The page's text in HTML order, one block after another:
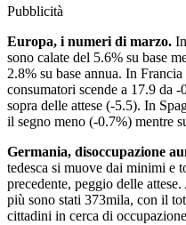
Pubblicità
Europa, i numeri di marzo.
sono calate del 5.6% su base
2.8% su base annua. In
consumatori scende a 17.9 da
sopra delle attese (-5.5). In
il segno meno (-0.7%) mentre
Germania, disoccupazione
tedesca si muove dai minimi e
precedente, peggio delle
più sono stati 373mila, con il
cittadini in cerca di